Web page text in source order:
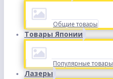
Общие товары
Товары Японии
Популярные товары
Лазеры